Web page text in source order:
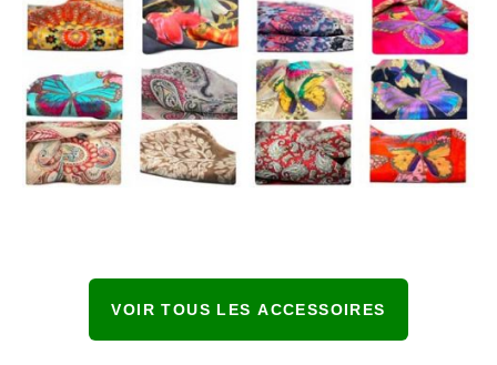
VOIR TOUS LES ACCESSOIRES